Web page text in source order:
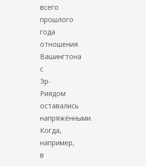
всего
прошлого
года
отношения
Вашингтона
с
Эр-
Риядом
оставались
напряжёнными.
Когда,
например,
в